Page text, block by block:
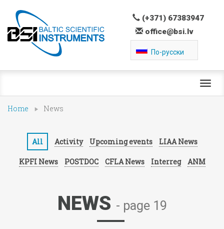
(+371) 67383947
office@bsi.lv
По-русски
Home News
All Activity Upcoming events LIAA News
KPFI News POSTDOC CFLA News Interreg ANM
NEWS - page 19